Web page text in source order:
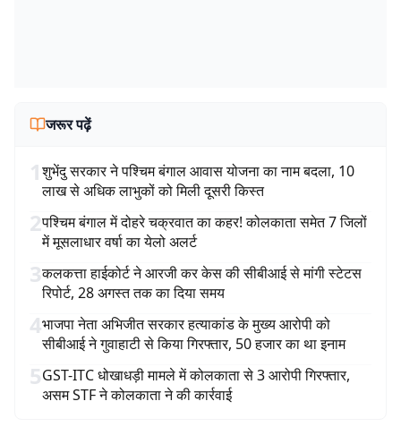
जरूर पढ़ें
1शुभेंदु सरकार ने पश्चिम बंगाल आवास योजना का नाम बदला, 10
लाख से अधिक लाभुकों को मिली दूसरी किस्त
2पश्चिम बंगाल में दोहरे चक्रवात का कहर! कोलकाता समेत 7 जिलों
में मूसलाधार वर्षा का येलो अलर्ट
3कलकत्ता हाईकोर्ट ने आरजी कर केस की सीबीआई से मांगी स्टेटस
रिपोर्ट, 28 अगस्त तक का दिया समय
4भाजपा नेता अभिजीत सरकार हत्याकांड के मुख्य आरोपी को
सीबीआई ने गुवाहाटी से किया गिरफ्तार, 50 हजार का था इनाम
5GST-ITC धोखाधड़ी मामले में कोलकाता से 3 आरोपी गिरफ्तार,
असम STF ने कोलकाता ने की कार्रवाई